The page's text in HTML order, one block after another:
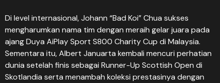
Di level internasional, Johann “Bad Koi” Chua sukses
mengharumkan nama tim dengan meraih gelar juara pada
ajang Duya AiPlay Sport S800 Charity Cup di Malaysia.
Sementara itu, Albert Januarta kembali mencuri perhatian
dunia setelah finis sebagai Runner-Up Scottish Open di
Skotlandia serta menambah koleksi prestasinya dengan